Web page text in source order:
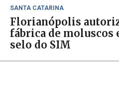
SANTA CATARINA
Florianópolis
fábrica de moluscos
selo do SIM